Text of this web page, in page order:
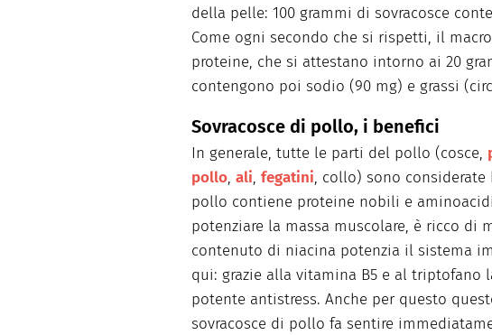
della pelle: 100 grammi di sovracosce
Come ogni secondo che si rispetti, il
proteine, che si attestano intorno ai 20
contengono poi sodio (90 mg) e grassi
Sovracosce di pollo, i benefici
In generale, tutte le parti del pollo (cosce,
pollo, ali, fegatini, collo) sono considerate
pollo contiene proteine nobili e
potenziare la massa muscolare, è ricco di
contenuto di niacina potenzia il sistema
qui: grazie alla vitamina B5 e al triptofano
potente antistress. Anche per questo
sovracosce di pollo fa sentire